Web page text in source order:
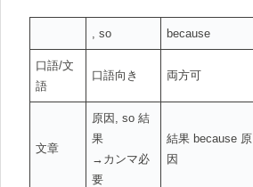
, so because
口語/文
語
口語向き 両方可
文章
原因, so 結
果
→カンマ必
要
結果 because 原
因